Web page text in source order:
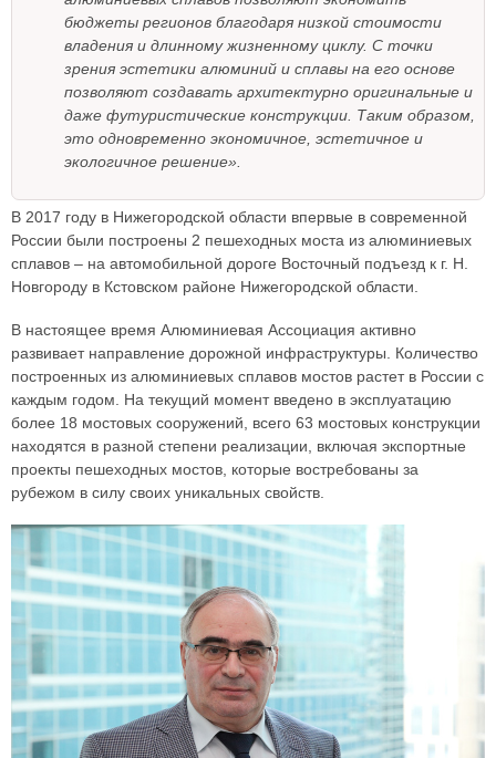
бюджеты регионов благодаря низкой стоимости
владения и длинному жизненному циклу. С точки
зрения эстетики алюминий и сплавы на его основе
позволяют создавать архитектурно оригинальные и
даже футуристические конструкции. Таким образом,
это одновременно экономичное, эстетичное и
экологичное решение».
В 2017 году в Нижегородской области впервые в современной
России были построены 2 пешеходных моста из алюминиевых
сплавов – на автомобильной дороге Восточный подъезд к г. Н.
Новгороду в Кстовском районе Нижегородской области.
В настоящее время Алюминиевая Ассоциация активно
развивает направление дорожной инфраструктуры. Количество
построенных из алюминиевых сплавов мостов растет в России с
каждым годом. На текущий момент введено в эксплуатацию
более 18 мостовых сооружений, всего 63 мостовых конструкции
находятся в разной степени реализации, включая экспортные
проекты пешеходных мостов, которые востребованы за
рубежом в силу своих уникальных свойств.